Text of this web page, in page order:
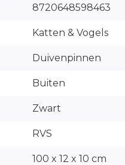
8720648598463
Katten & Vogels
Duivenpinnen
Buiten
Zwart
RVS
100 x 12 x 10 cm